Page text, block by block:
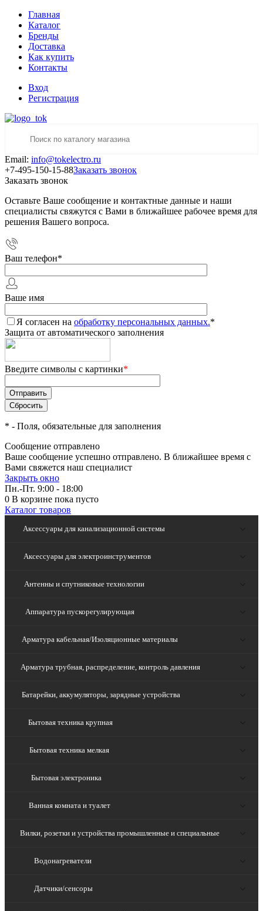
Главная
Каталог
Бренды
Доставка
Как купить
Контакты
Вход
Регистрация
Email: info@tokelectro.ru
+7-495-150-15-88Заказать звонок
Заказать звонок
Оставьте Ваше сообщение и контактные данные и наши
специалисты свяжутся с Вами в ближайшее рабочее время для
решения Вашего вопроса.
Ваш телефон*
Ваше имя
Я согласен на обработку персональных данных.*
Защита от автоматического заполнения
Введите символы с картинки*
* - Поля, обязательные для заполнения
Сообщение отправлено
Ваше сообщение успешно отправлено. В ближайшее время с
Вами свяжется наш специалист
Закрыть окно
Пн.-Пт. 9:00 - 18:00
0 В корзине пока пусто
Каталог товаров
Аксессуары для канализационной системы
Аксессуары для электроинструментов
Антенны и спутниковые технологии
Аппаратура пускорегулирующая
Арматура кабельная/Изоляционные материалы
Арматура трубная, распределение, контроль давления
Батарейки, аккумуляторы, зарядные устройства
Бытовая техника крупная
Бытовая техника мелкая
Бытовая электроника
Ванная комната и туалет
Вилки, розетки и устройства промышленные и специальные
Водонагреватели
Датчики/сенсоры